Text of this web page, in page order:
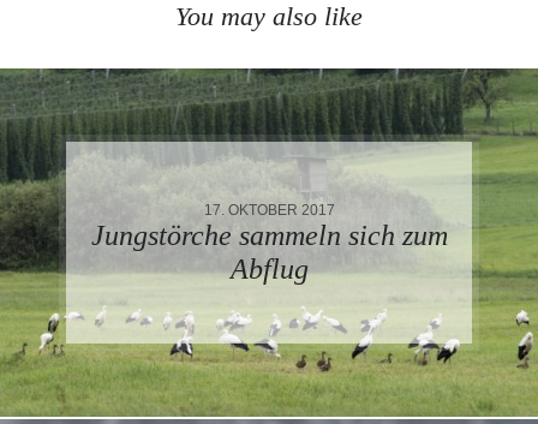
You may also like
17. OKTOBER 2017
Jungstörche sammeln sich zum
Abflug